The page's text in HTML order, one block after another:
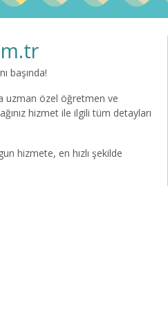
başında!
uzman özel öğretmen ve
hizmet ile ilgili tüm detayları
hizmete, en hızlı şekilde